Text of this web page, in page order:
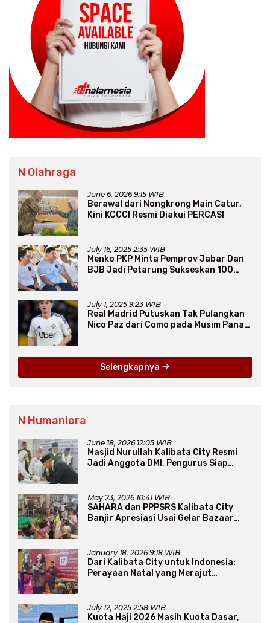
N Olahraga
June 6, 2026 9:15 WIB
Berawal dari Nongkrong Main Catur,
Kini KCCCI Resmi Diakui PERCASI
July 16, 2025 2:35 WIB
Menko PKP Minta Pemprov Jabar Dan
BJB Jadi Petarung Sukseskan 100
July 1, 2025 9:23 WIB
Real Madrid Putuskan Tak Pulangkan
Nico Paz dari Como pada Musim Panas
Selengkapnya
N Humaniora
June 18, 2026 12:05 WIB
Masjid Nurullah Kalibata City Resmi
Jadi Anggota DMI, Pengurus Siap
May 23, 2026 10:41 WIB
SAHARA dan PPPSRS Kalibata City
Banjir Apresiasi Usai Gelar Bazaar
January 18, 2026 9:18 WIB
Dari Kalibata City untuk Indonesia:
Perayaan Natal yang Merajut
July 12, 2025 2:58 WIB
Kuota Haji 2026 Masih Kuota Dasar,